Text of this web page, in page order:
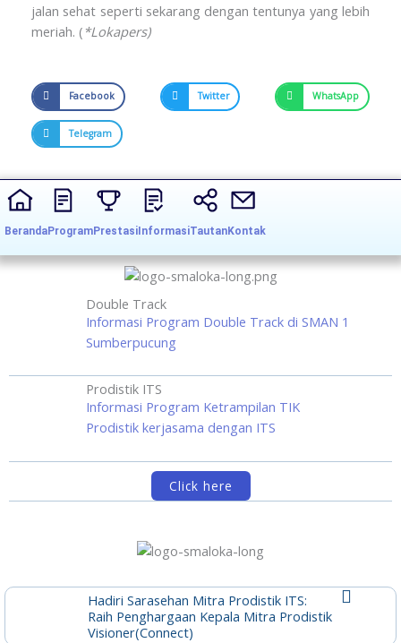
jalan sehat seperti sekarang dengan tentunya yang lebih
meriah. ( *Lokapers)
Facebook Twitter WhatsApp
Telegram
BerandaProgramPrestasi InformasiTautanKontak
Double Track
Informasi Program Double Track di SMAN 1
Sumberpucung
Prodistik ITS
Informasi Program Ketrampilan TIK
Prodistik kerjasama dengan ITS
Click here
Hadiri Sarasehan Mitra Prodistik ITS:
Raih Penghargaan Kepala Mitra Prodistik
Visioner(Connect)